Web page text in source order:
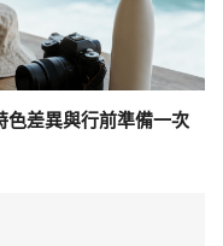
色差異與行前準備一次